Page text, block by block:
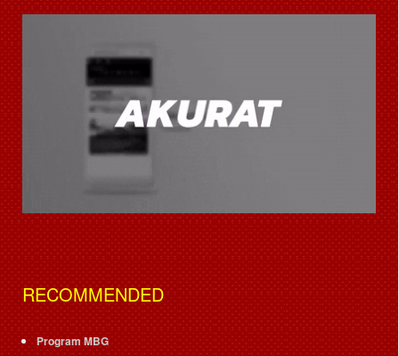
RECOMMENDED
Program MBG